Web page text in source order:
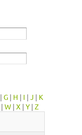
| G | H | I | J | K
| W | X | Y | Z